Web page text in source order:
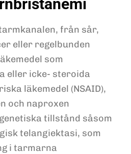
från sår,
eller regelbunden
som
eller icke- steroida
läkemedel (NSAID),
och naproxen
tillstånd såsom
telangiektasi, som
i tarmarna